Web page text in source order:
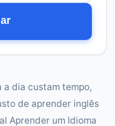
a dia custam tempo,
de aprender inglês
Aprender um Idioma